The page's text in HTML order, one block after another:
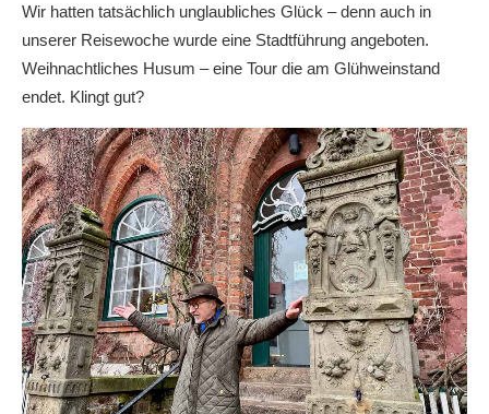
Wir hatten tatsächlich unglaubliches Glück – denn auch in
unserer Reisewoche wurde eine Stadtführung angeboten.
Weihnachtliches Husum – eine Tour die am Glühweinstand
endet. Klingt gut?